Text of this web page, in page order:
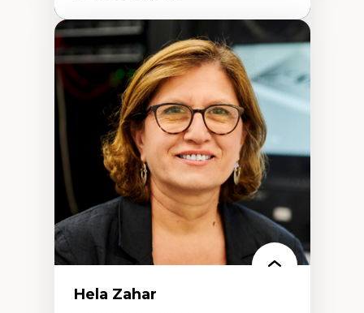
Expertises
Amérique latine
Théories du développement et
développement alternatif
Théories de l’État
Développement durable
Économie politique
Théories marxistes
Mouvements sociaux
Transition énergétique
Énergies renouvelables
Hela Zahar